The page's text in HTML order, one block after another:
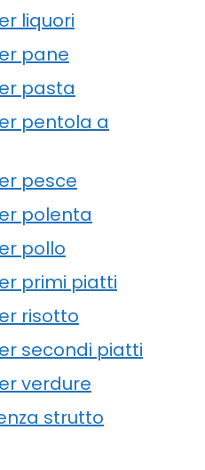
liquori
pane
pasta
pentola a
pesce
polenta
pollo
primi piatti
risotto
secondi piatti
verdure
strutto